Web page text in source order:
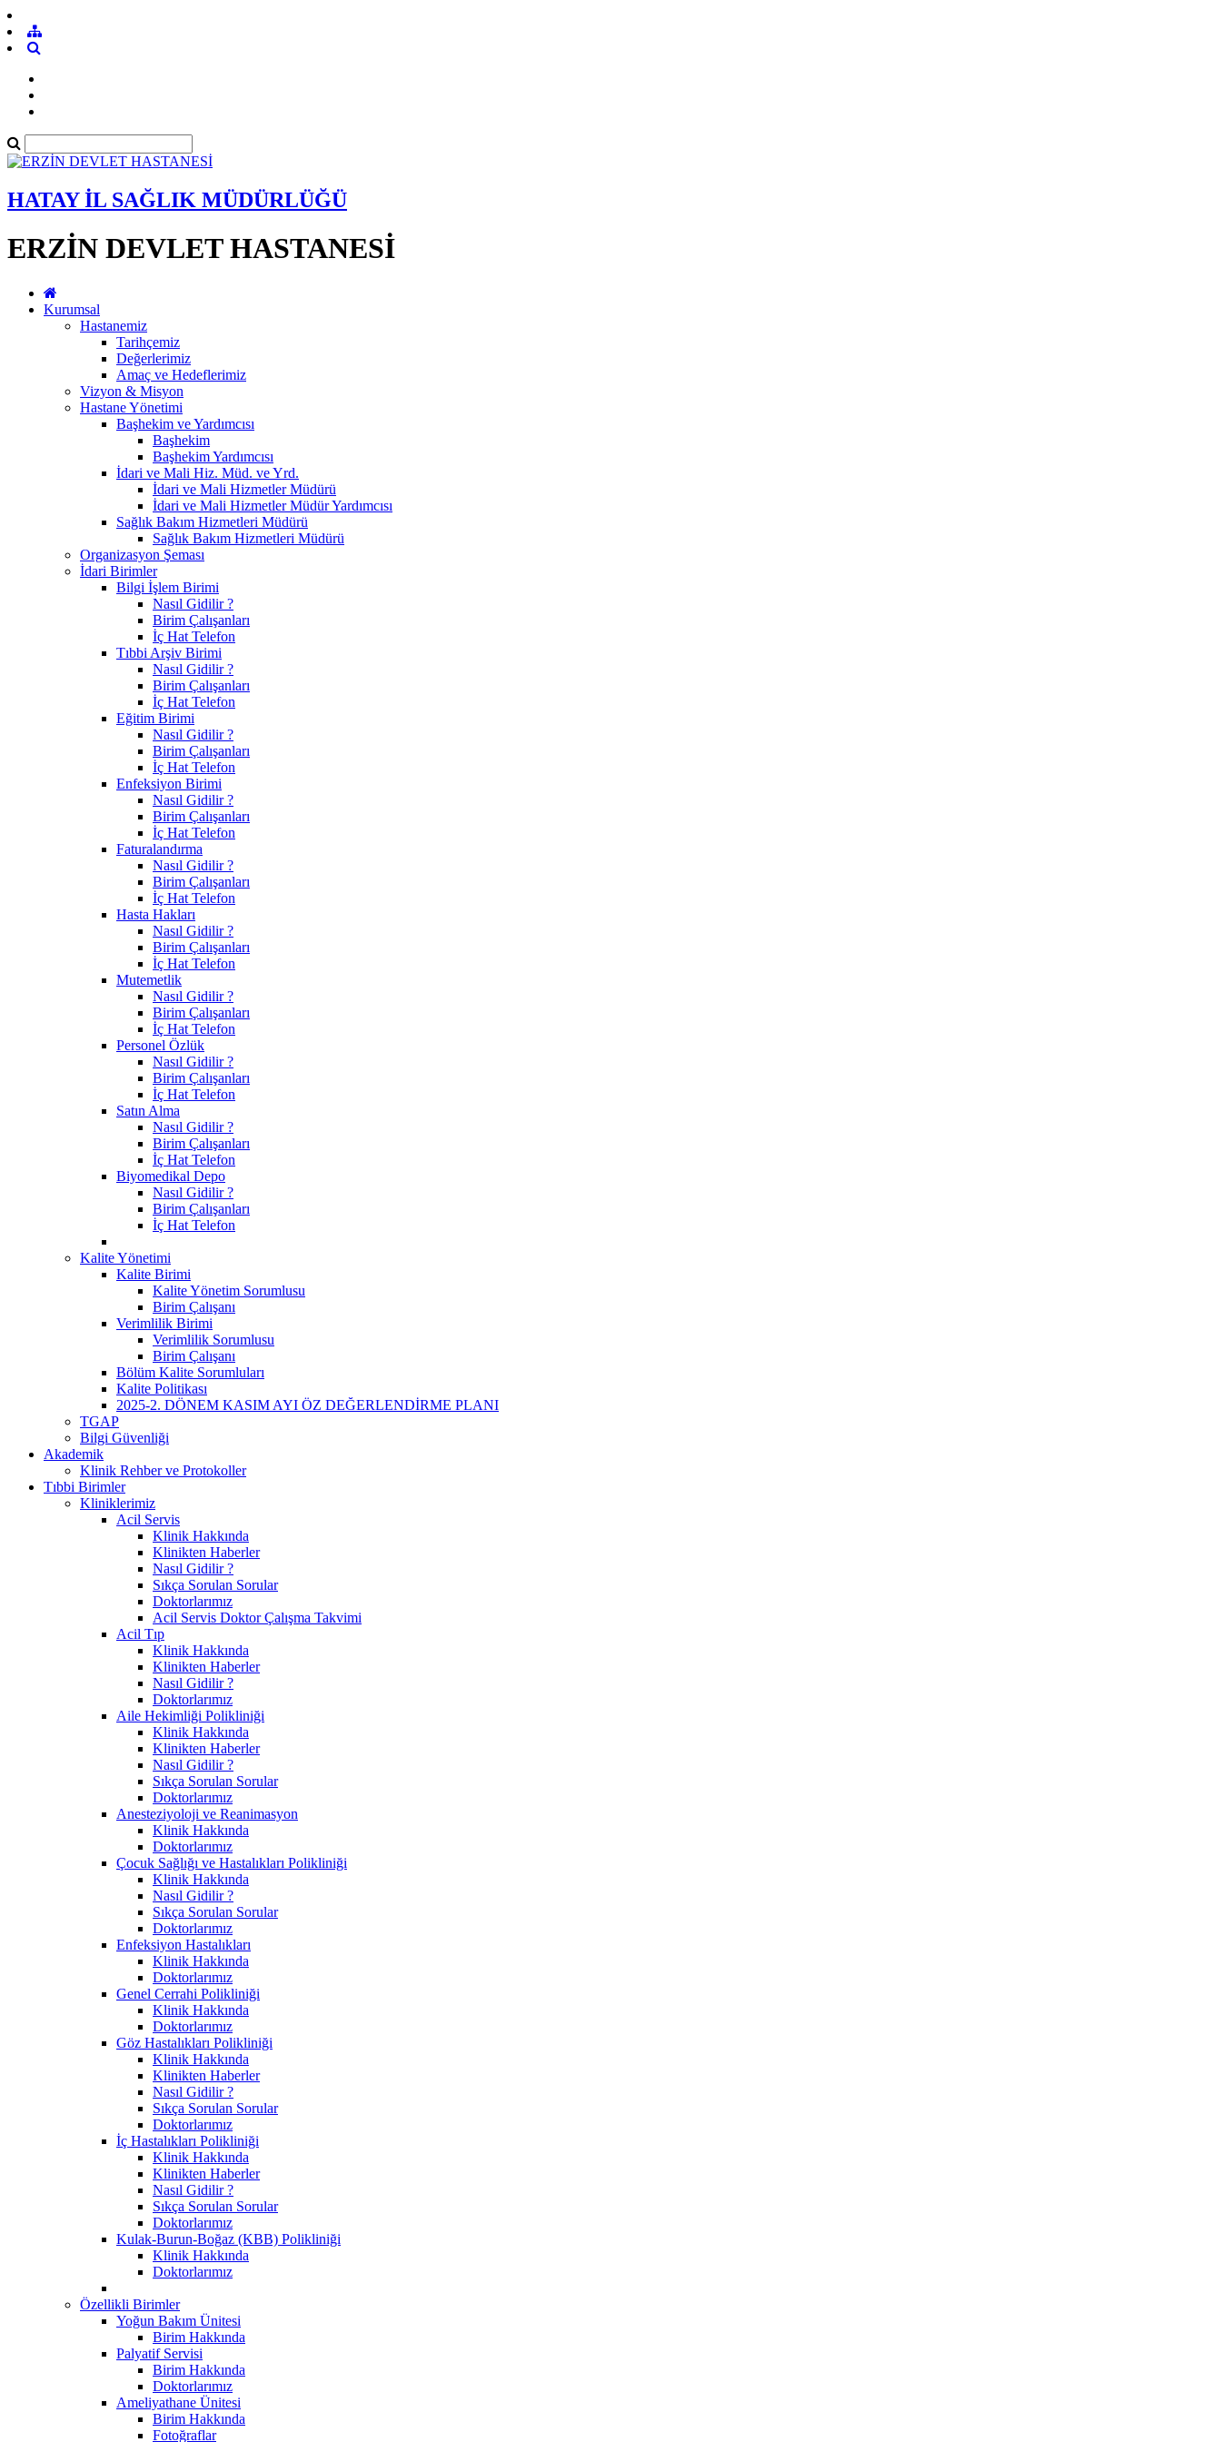
HATAY İL SAĞLIK MÜDÜRLÜĞÜ
ERZİN DEVLET HASTANESİ
Kurumsal
Hastanemiz
Tarihçemiz
Değerlerimiz
Amaç ve Hedeflerimiz
Vizyon & Misyon
Hastane Yönetimi
Başhekim ve Yardımcısı
Başhekim
Başhekim Yardımcısı
İdari ve Mali Hiz. Müd. ve Yrd.
İdari ve Mali Hizmetler Müdürü
İdari ve Mali Hizmetler Müdür Yardımcısı
Sağlık Bakım Hizmetleri Müdürü
Sağlık Bakım Hizmetleri Müdürü
Organizasyon Şeması
İdari Birimler
Bilgi İşlem Birimi
Nasıl Gidilir ?
Birim Çalışanları
İç Hat Telefon
Tıbbi Arşiv Birimi
Nasıl Gidilir ?
Birim Çalışanları
İç Hat Telefon
Eğitim Birimi
Nasıl Gidilir ?
Birim Çalışanları
İç Hat Telefon
Enfeksiyon Birimi
Nasıl Gidilir ?
Birim Çalışanları
İç Hat Telefon
Faturalandırma
Nasıl Gidilir ?
Birim Çalışanları
İç Hat Telefon
Hasta Hakları
Nasıl Gidilir ?
Birim Çalışanları
İç Hat Telefon
Mutemetlik
Nasıl Gidilir ?
Birim Çalışanları
İç Hat Telefon
Personel Özlük
Nasıl Gidilir ?
Birim Çalışanları
İç Hat Telefon
Satın Alma
Nasıl Gidilir ?
Birim Çalışanları
İç Hat Telefon
Biyomedikal Depo
Nasıl Gidilir ?
Birim Çalışanları
İç Hat Telefon
Kalite Yönetimi
Kalite Birimi
Kalite Yönetim Sorumlusu
Birim Çalışanı
Verimlilik Birimi
Verimlilik Sorumlusu
Birim Çalışanı
Bölüm Kalite Sorumluları
Kalite Politikası
2025-2. DÖNEM KASIM AYI ÖZ DEĞERLENDİRME PLANI
TGAP
Bilgi Güvenliği
Akademik
Klinik Rehber ve Protokoller
Tıbbi Birimler
Kliniklerimiz
Acil Servis
Klinik Hakkında
Klinikten Haberler
Nasıl Gidilir ?
Sıkça Sorulan Sorular
Doktorlarımız
Acil Servis Doktor Çalışma Takvimi
Acil Tıp
Klinik Hakkında
Klinikten Haberler
Nasıl Gidilir ?
Doktorlarımız
Aile Hekimliği Polikliniği
Klinik Hakkında
Klinikten Haberler
Nasıl Gidilir ?
Sıkça Sorulan Sorular
Doktorlarımız
Anesteziyoloji ve Reanimasyon
Klinik Hakkında
Doktorlarımız
Çocuk Sağlığı ve Hastalıkları Polikliniği
Klinik Hakkında
Nasıl Gidilir ?
Sıkça Sorulan Sorular
Doktorlarımız
Enfeksiyon Hastalıkları
Klinik Hakkında
Doktorlarımız
Genel Cerrahi Polikliniği
Klinik Hakkında
Doktorlarımız
Göz Hastalıkları Polikliniği
Klinik Hakkında
Klinikten Haberler
Nasıl Gidilir ?
Sıkça Sorulan Sorular
Doktorlarımız
İç Hastalıkları Polikliniği
Klinik Hakkında
Klinikten Haberler
Nasıl Gidilir ?
Sıkça Sorulan Sorular
Doktorlarımız
Kulak-Burun-Boğaz (KBB) Polikliniği
Klinik Hakkında
Doktorlarımız
Özellikli Birimler
Yoğun Bakım Ünitesi
Birim Hakkında
Palyatif Servisi
Birim Hakkında
Doktorlarımız
Ameliyathane Ünitesi
Birim Hakkında
Fotoğraflar